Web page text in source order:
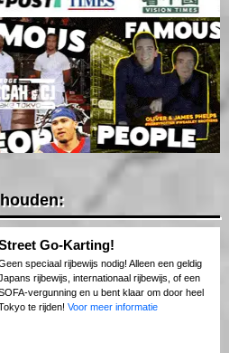
Go-Karting!
speciaal rijbewijs nodig! Alleen een geldig
rijbewijs, internationaal rijbewijs, of een
vergunning en u bent klaar om door heel
te rijden! Voor meer informatie